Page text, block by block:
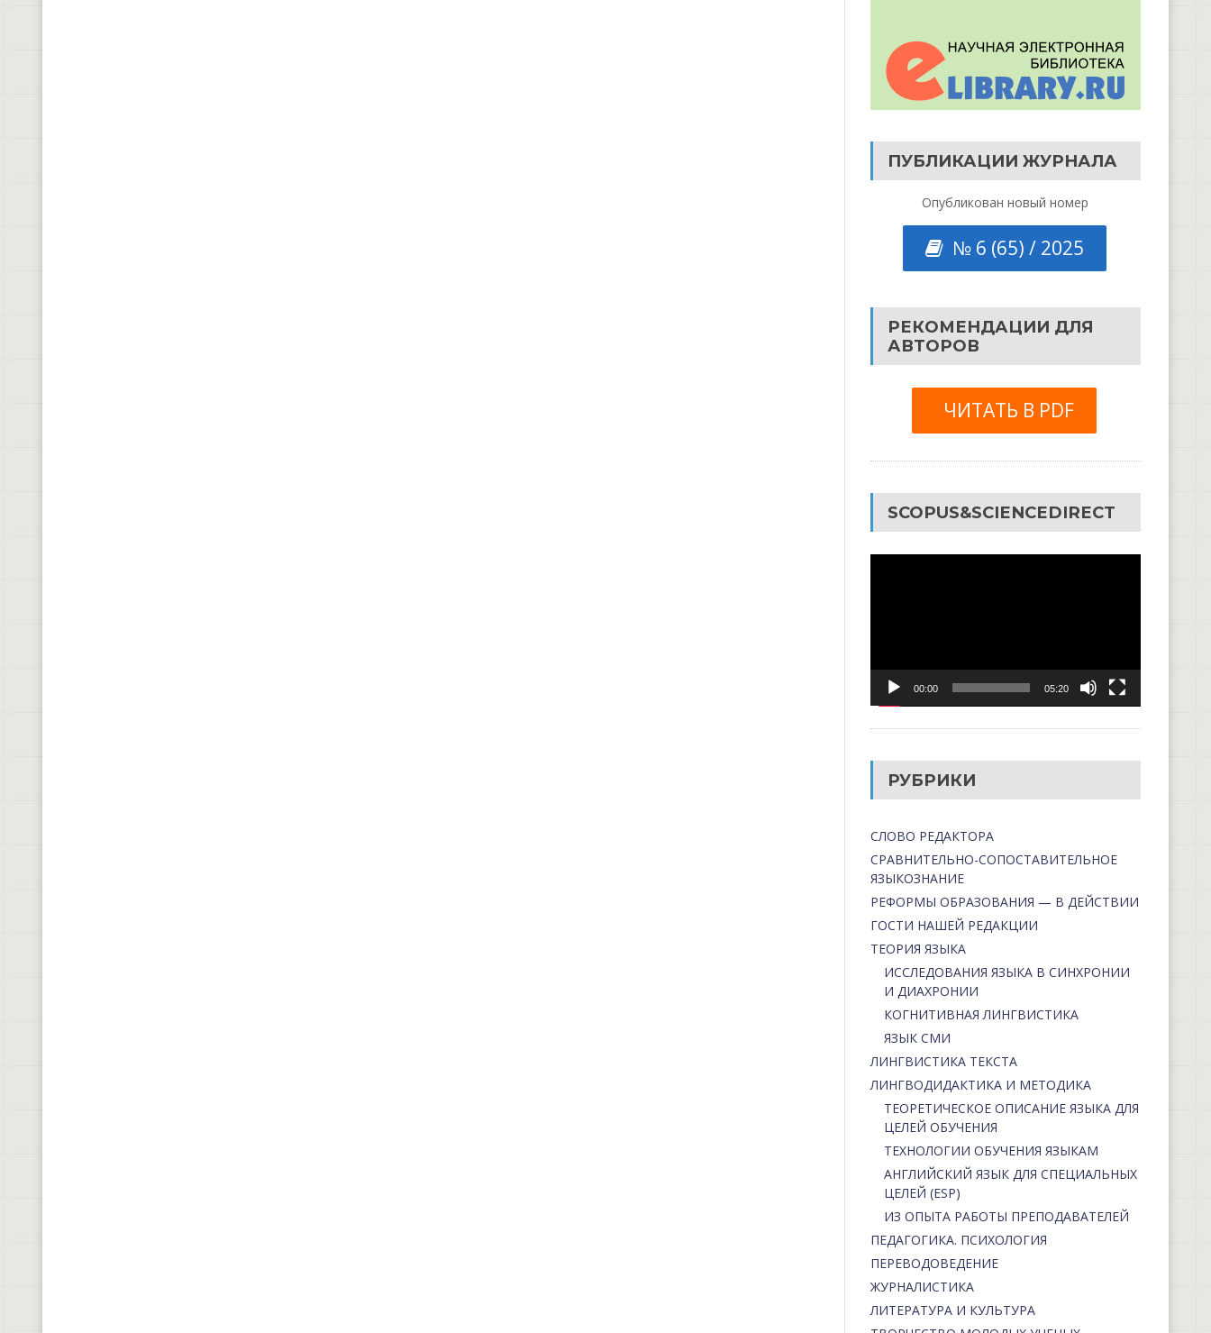
ПУБЛИКАЦИИ ЖУРНАЛА
Опубликован новый номер
№ 6 (65) / 2025
РЕКОМЕНДАЦИИ ДЛЯ
АВТОРОВ
ЧИТАТЬ В PDF
SCOPUS&SCIENCEDIRECT
00:00 05:20
РУБРИКИ
СЛОВО РЕДАКТОРА
СРАВНИТЕЛЬНО-СОПОСТАВИТЕЛЬНОЕ
ЯЗЫКОЗНАНИЕ
РЕФОРМЫ ОБРАЗОВАНИЯ — В ДЕЙСТВИИ
ГОСТИ НАШЕЙ РЕДАКЦИИ
ТЕОРИЯ ЯЗЫКА
ИССЛЕДОВАНИЯ ЯЗЫКА В СИНХРОНИИ
И ДИАХРОНИИ
КОГНИТИВНАЯ ЛИНГВИСТИКА
ЯЗЫК СМИ
ЛИНГВИСТИКА ТЕКСТА
ЛИНГВОДИДАКТИКА И МЕТОДИКА
ТЕОРЕТИЧЕСКОЕ ОПИСАНИЕ ЯЗЫКА ДЛЯ
ЦЕЛЕЙ ОБУЧЕНИЯ
ТЕХНОЛОГИИ ОБУЧЕНИЯ ЯЗЫКАМ
АНГЛИЙСКИЙ ЯЗЫК ДЛЯ СПЕЦИАЛЬНЫХ
ЦЕЛЕЙ (ESP)
ИЗ ОПЫТА РАБОТЫ ПРЕПОДАВАТЕЛЕЙ
ПЕДАГОГИКА. ПСИХОЛОГИЯ
ПЕРЕВОДОВЕДЕНИЕ
ЖУРНАЛИСТИКА
ЛИТЕРАТУРА И КУЛЬТУРА